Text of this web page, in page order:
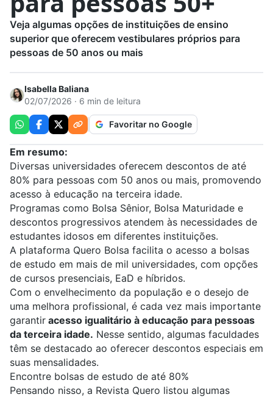
Veja algumas opções de instituições de ensino
superior que oferecem vestibulares próprios para
pessoas de 50 anos ou mais
Isabella Baliana
02/07/2026 · 6 min de leitura
Favoritar no Google
Em resumo:
Diversas universidades oferecem descontos de até
80% para pessoas com 50 anos ou mais, promovendo
acesso à educação na terceira idade.
Programas como Bolsa Sênior, Bolsa Maturidade e
descontos progressivos atendem às necessidades de
estudantes idosos em diferentes instituições.
A plataforma Quero Bolsa facilita o acesso a bolsas
de estudo em mais de mil universidades, com opções
de cursos presenciais, EaD e híbridos.
Com o envelhecimento da população e o desejo de
uma melhora profissional, é cada vez mais importante
garantir acesso igualitário à educação para pessoas
da terceira idade. Nesse sentido, algumas faculdades
têm se destacado ao oferecer descontos especiais em
suas mensalidades.
Encontre bolsas de estudo de até 80%
Pensando nisso, a Revista Quero listou algumas